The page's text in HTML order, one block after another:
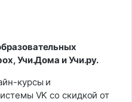
Учи.Дома и Учи.ру.
курсы и
VK со скидкой от